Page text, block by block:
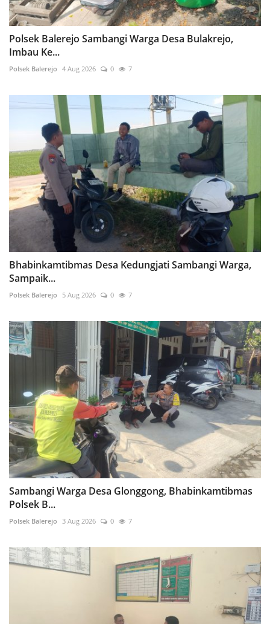
Polsek Balerejo Sambangi Warga Desa Bulakrejo,
Imbau Ke...
Polsek Balerejo 4 Aug 2026 0 7
Bhabinkamtibmas Desa Kedungjati Sambangi Warga,
Sampaik...
Polsek Balerejo 5 Aug 2026 0 7
Sambangi Warga Desa Glonggong, Bhabinkamtibmas
Polsek B...
Polsek Balerejo 3 Aug 2026 0 7